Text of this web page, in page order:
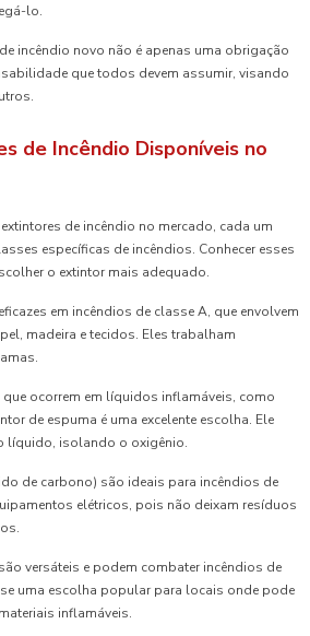
lo.
incêndio novo não é apenas uma obrigação
que todos devem assumir, visando
de Incêndio Disponíveis no
de incêndio no mercado, cada um
específicas de incêndios. Conhecer esses
o extintor mais adequado.
em incêndios de classe A, que envolvem
madeira e tecidos. Eles trabalham
que ocorrem em líquidos inflamáveis, como
de espuma é uma excelente escolha. Ele
líquido, isolando o oxigênio.
de carbono) são ideais para incêndios de
elétricos, pois não deixam resíduos
versáteis e podem combater incêndios de
uma escolha popular para locais onde pode
inflamáveis.